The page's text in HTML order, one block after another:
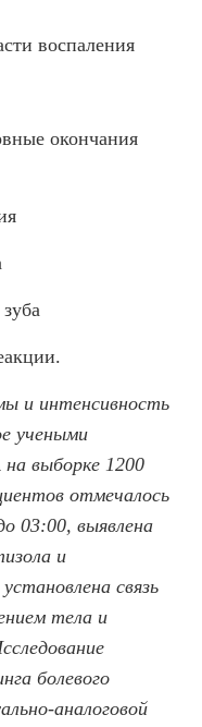
воспаления
окончания
и интенсивность
учеными
выборке 1200
отмечалось
03:00, выявлена
и
связь
тела и
болевого
аналоговой